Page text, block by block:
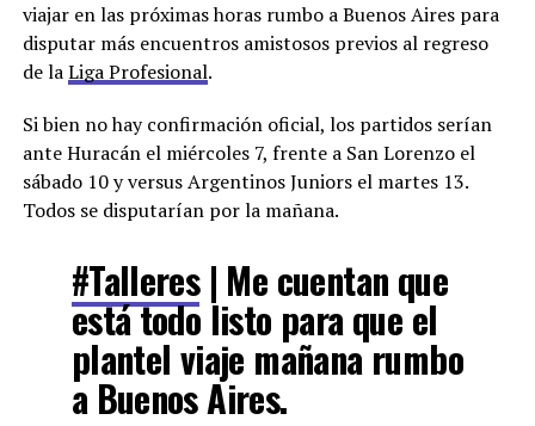
viajar en las próximas horas rumbo a Buenos Aires para
disputar más encuentros amistosos previos al regreso
de laLiga Profesional.
Si bien no hay confirmación oficial, los partidos serían
ante Huracán el miércoles 7, frente a San Lorenzo el
sábado 10 y versus Argentinos Juniors el martes 13.
Todos se disputarían por la mañana.
#Talleres| Me cuentan que
está todo listo para que el
plantel viaje mañana rumbo
a Buenos Aires.